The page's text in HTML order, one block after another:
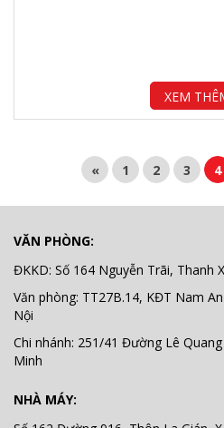
XEM
« 1 2 3 4
VĂN PHÒNG:
ĐKKD: Số 164 Nguyễn Trãi, Thanh
Văn phòng: TT27B.14, KĐT Nam
Nội
Chi nhánh: 251/41 Đường Lê
Minh
NHÀ MÁY: